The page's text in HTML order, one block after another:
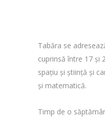
Tabăra se
cuprinsă între 17 și
spațiu și știință și
și matematică.
Timp de o